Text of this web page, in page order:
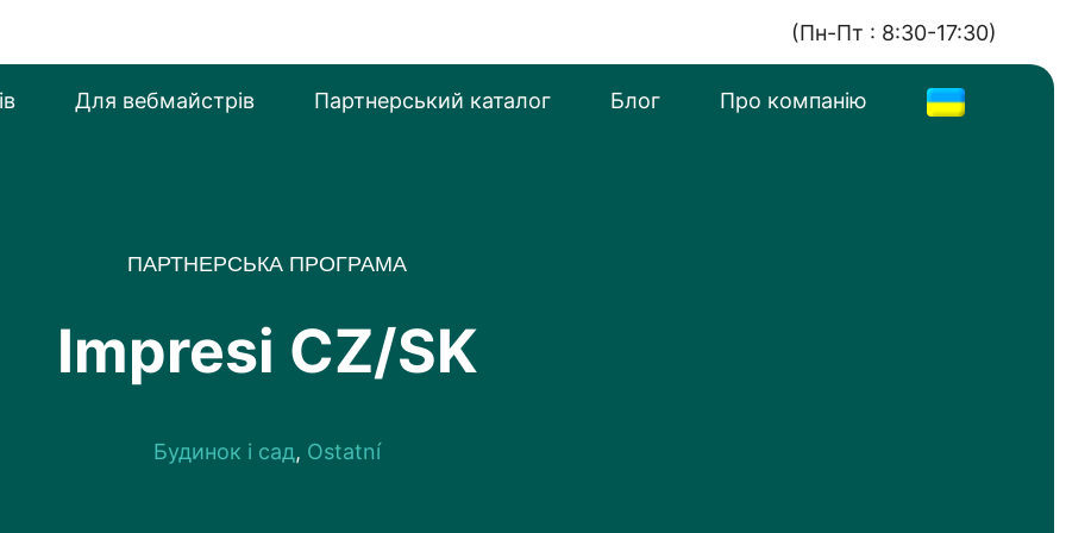
(Пн-Пт : 8:30-17:30)
Для вебмайстрiв Партнерський каталог Блог Про компанію
ПАРТНЕРСЬКА ПРОГРАМА
Impresi CZ/SK
Будинок і сад, Ostatní